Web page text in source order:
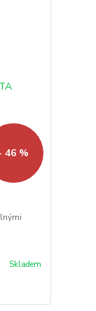
46 %
Skladem